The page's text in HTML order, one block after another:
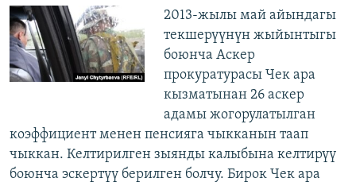
2013-жылы май айындагы
текшерүүнүн жыйынтыгы
боюнча Аскер
прокуратурасы Чек ара
кызматынан 26 аскер
адамы жогорулатылган
коэффициент менен пенсияга чыкканын таап
чыккан. Келтирилген зыянды калыбына келтирүү
боюнча эскертүү берилген болчу. Бирок Чек ара